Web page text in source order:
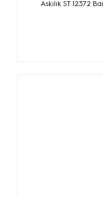
Askılık ST 12372